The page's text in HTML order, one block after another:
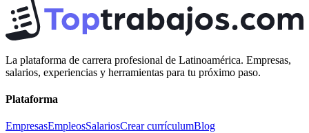
La plataforma de carrera profesional de Latinoamérica. Empresas,
salarios, experiencias y herramientas para tu próximo paso.
Plataforma
EmpresasEmpleosSalariosCrear currículumBlog